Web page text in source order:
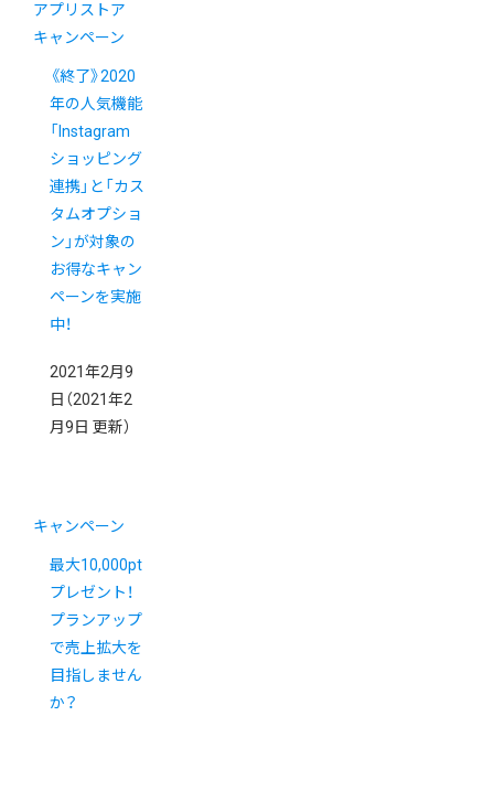
アプリストア
キャンペーン
《終了》2020
年の人気機能
「Instagram
ショッピング
連携」と「カス
タムオプショ
ン」が対象の
お得なキャン
ペーンを実施
中！
2021年2月9
日 （2021年2
月9日 更新）
キャンペーン
最大10,000pt
プレゼント！
プランアップ
で売上拡大を
目指しません
か？